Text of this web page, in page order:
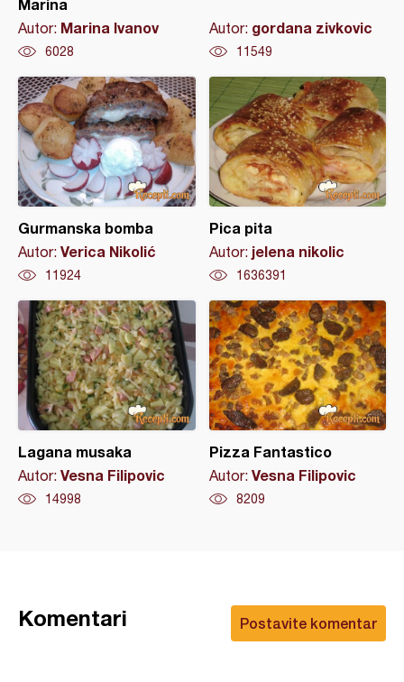
Marina
Autor: Marina Ivanov
6028
Autor: gordana zivkovic
11549
Gurmanska bomba
Autor: Verica Nikolić
11924
Pica pita
Autor: jelena nikolic
1636391
Lagana musaka
Autor: Vesna Filipovic
14998
Pizza Fantastico
Autor: Vesna Filipovic
8209
Postavite komentar
Komentari